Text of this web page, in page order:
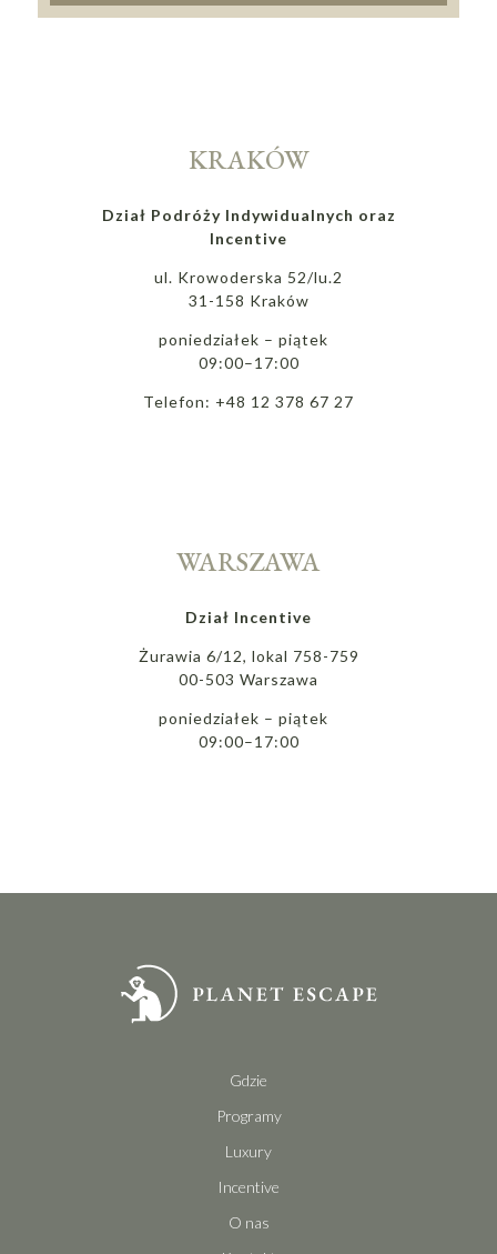
KRAKÓW
Dział Podróży Indywidualnych oraz
Incentive
ul. Krowoderska 52/lu.2
31-158 Kraków
poniedziałek – piątek
09:00–17:00
Telefon: +48 12 378 67 27
WARSZAWA
Dział Incentive
Żurawia 6/12, lokal 758-759
00-503 Warszawa
poniedziałek – piątek
09:00–17:00
Gdzie
Programy
Luxury
Incentive
O nas